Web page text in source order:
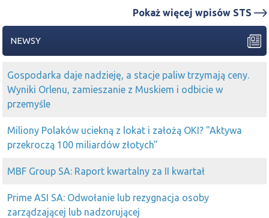
Pokaż więcej wpisów STS
NEWSY
Gospodarka daje nadzieję, a stacje paliw trzymają ceny.
Wyniki Orlenu, zamieszanie z Muskiem i odbicie w
przemyśle
Miliony Polaków uciekną z lokat i założą OKI? "Aktywa
przekroczą 100 miliardów złotych"
MBF Group SA: Raport kwartalny za II kwartał
Prime ASI SA: Odwołanie lub rezygnacja osoby
zarządzającej lub nadzorującej